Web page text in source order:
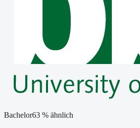
Bachelor63 % ähnlich